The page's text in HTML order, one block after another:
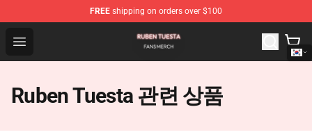
FREE shipping on orders over $100
Open menu
Ruben Tuesta Shop - Official Ruben Tuesta Merchandise
Ruben Tuesta 관련 상품